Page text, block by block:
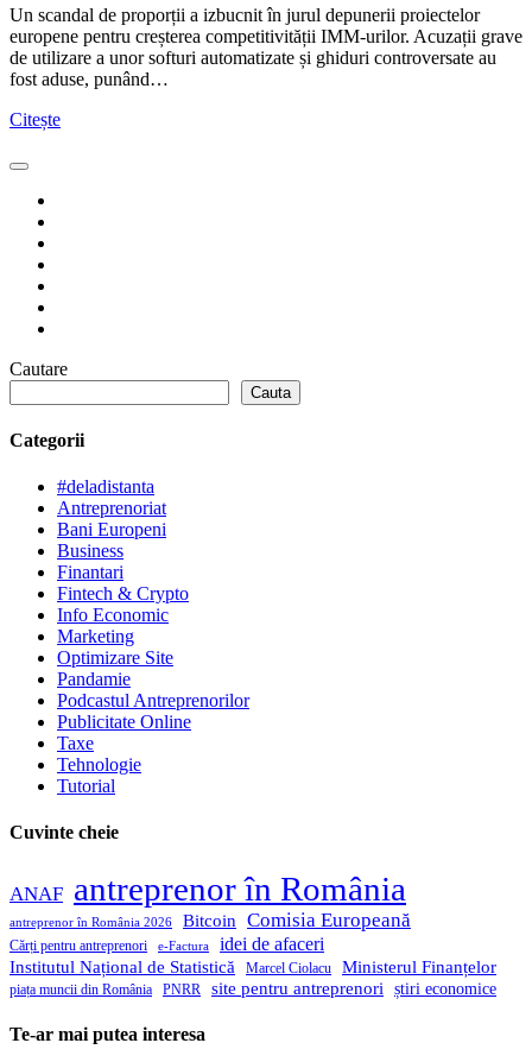
Un scandal de proporții a izbucnit în jurul depunerii proiectelor
europene pentru creșterea competitivității IMM-urilor. Acuzații grave
de utilizare a unor softuri automatizate și ghiduri controversate au
fost aduse, punând…
Citește
Cautare
Cauta
Categorii
#deladistanta
Antreprenoriat
Bani Europeni
Business
Finantari
Fintech & Crypto
Info Economic
Marketing
Optimizare Site
Pandamie
Podcastul Antreprenorilor
Publicitate Online
Taxe
Tehnologie
Tutorial
Cuvinte cheie
ANAF antreprenor în România
antreprenor în România 2026 Bitcoin Comisia Europeană
Cărți pentru antreprenori e-Factura idei de afaceri
Institutul Național de Statistică Marcel Ciolacu Ministerul Finanțelor
piața muncii din România PNRR site pentru antreprenori știri economice
Te-ar mai putea interesa